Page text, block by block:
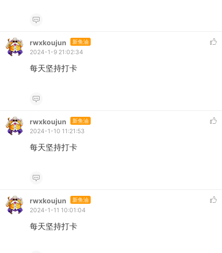
rwxkoujun 新鱼油
2024-1-9 21:02:34
每天坚持打卡
rwxkoujun 新鱼油
2024-1-10 11:21:53
每天坚持打卡
rwxkoujun 新鱼油
2024-1-11 10:01:04
每天坚持打卡